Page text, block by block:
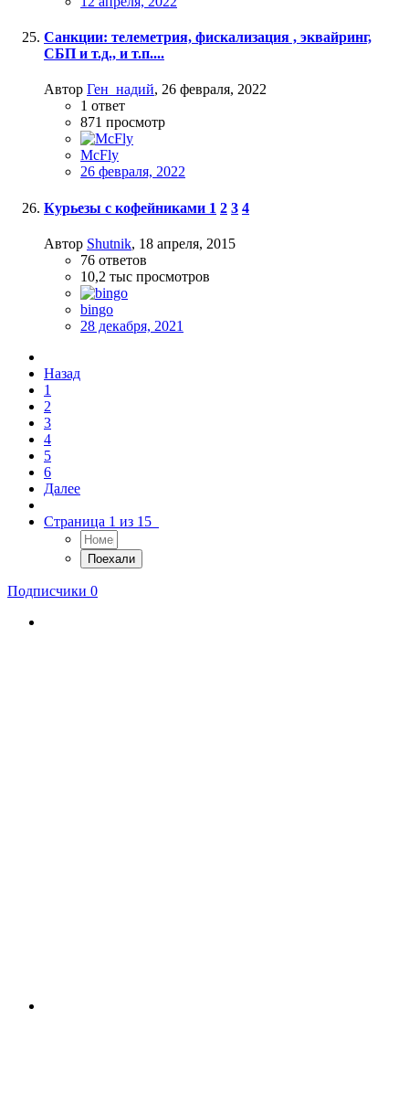
Санкции: телеметрия, фискализация , эквайринг,
СБП и т.д., и т.п....
Автор Ген_надий, 26 февраля, 2022
1 ответ
871 просмотр
McFly
26 февраля, 2022
Курьезы с кофейниками 1 2 3 4
Автор Shutnik, 18 апреля, 2015
76 ответов
10,2 тыс просмотров
bingo
28 декабря, 2021
Назад
1
2
3
4
5
6
Далее
Страница 1 из 15
Подписчики 0